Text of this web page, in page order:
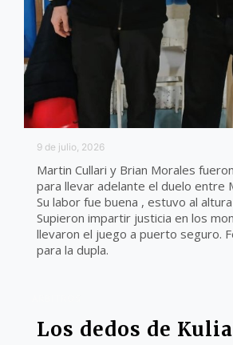
9 de julio, 2026
Martin Cullari y Brian Morales
para llevar adelante el duelo entre
Su labor fue buena , estuvo al
Supieron impartir justicia en los
llevaron el juego a puerto seguro.
para la dupla.
Los dedos de